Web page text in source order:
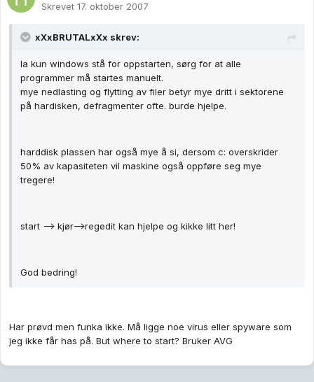
Skrevet 17. oktober 2007
xXxBRUTALxXx skrev:
la kun windows stå for oppstarten, sørg for at alle
programmer må startes manuelt.
mye nedlasting og flytting av filer betyr mye dritt i sektorene
på hardisken, defragmenter ofte. burde hjelpe.
harddisk plassen har også mye å si, dersom c: overskrider
50% av kapasiteten vil maskine også oppføre seg mye
tregere!
start --> kjør-->regedit kan hjelpe og kikke litt her!
God bedring!
Har prøvd men funka ikke. Må ligge noe virus eller spyware som
jeg ikke får has på. But where to start? Bruker AVG